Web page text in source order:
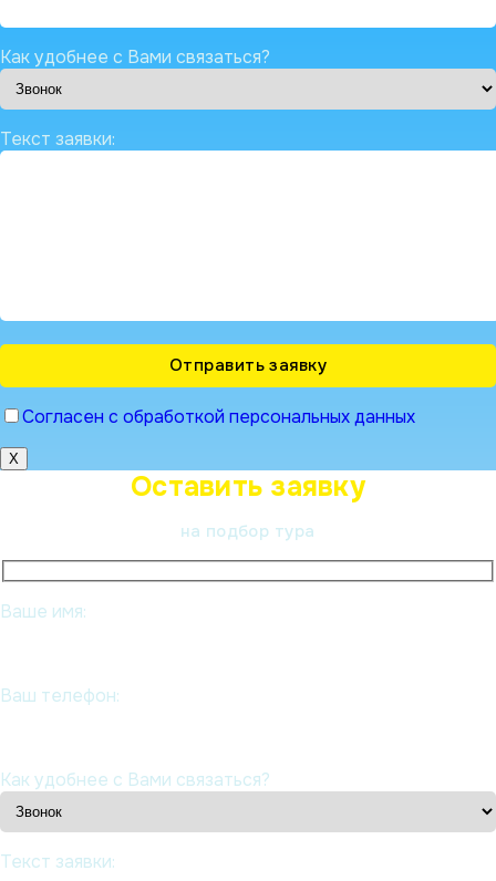
Как удобнее с Вами связаться?
Текст заявки:
Согласен с обработкой персональных данных
X
Оставить заявку
на подбор тура
Ваше имя:
Ваш телефон:
Как удобнее с Вами связаться?
Текст заявки: